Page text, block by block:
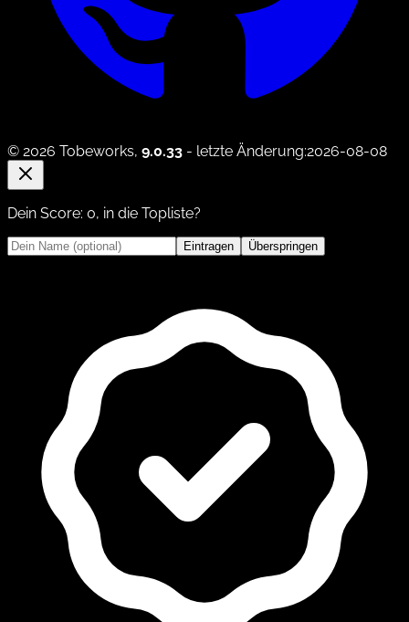
© 2026 Tobeworks, 9.0.33 - letzte Änderung:2026-08-08
Dein Score: 0, in die Topliste?
Eintragen Überspringen